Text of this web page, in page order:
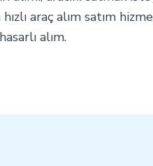
araç alım satım
alım.